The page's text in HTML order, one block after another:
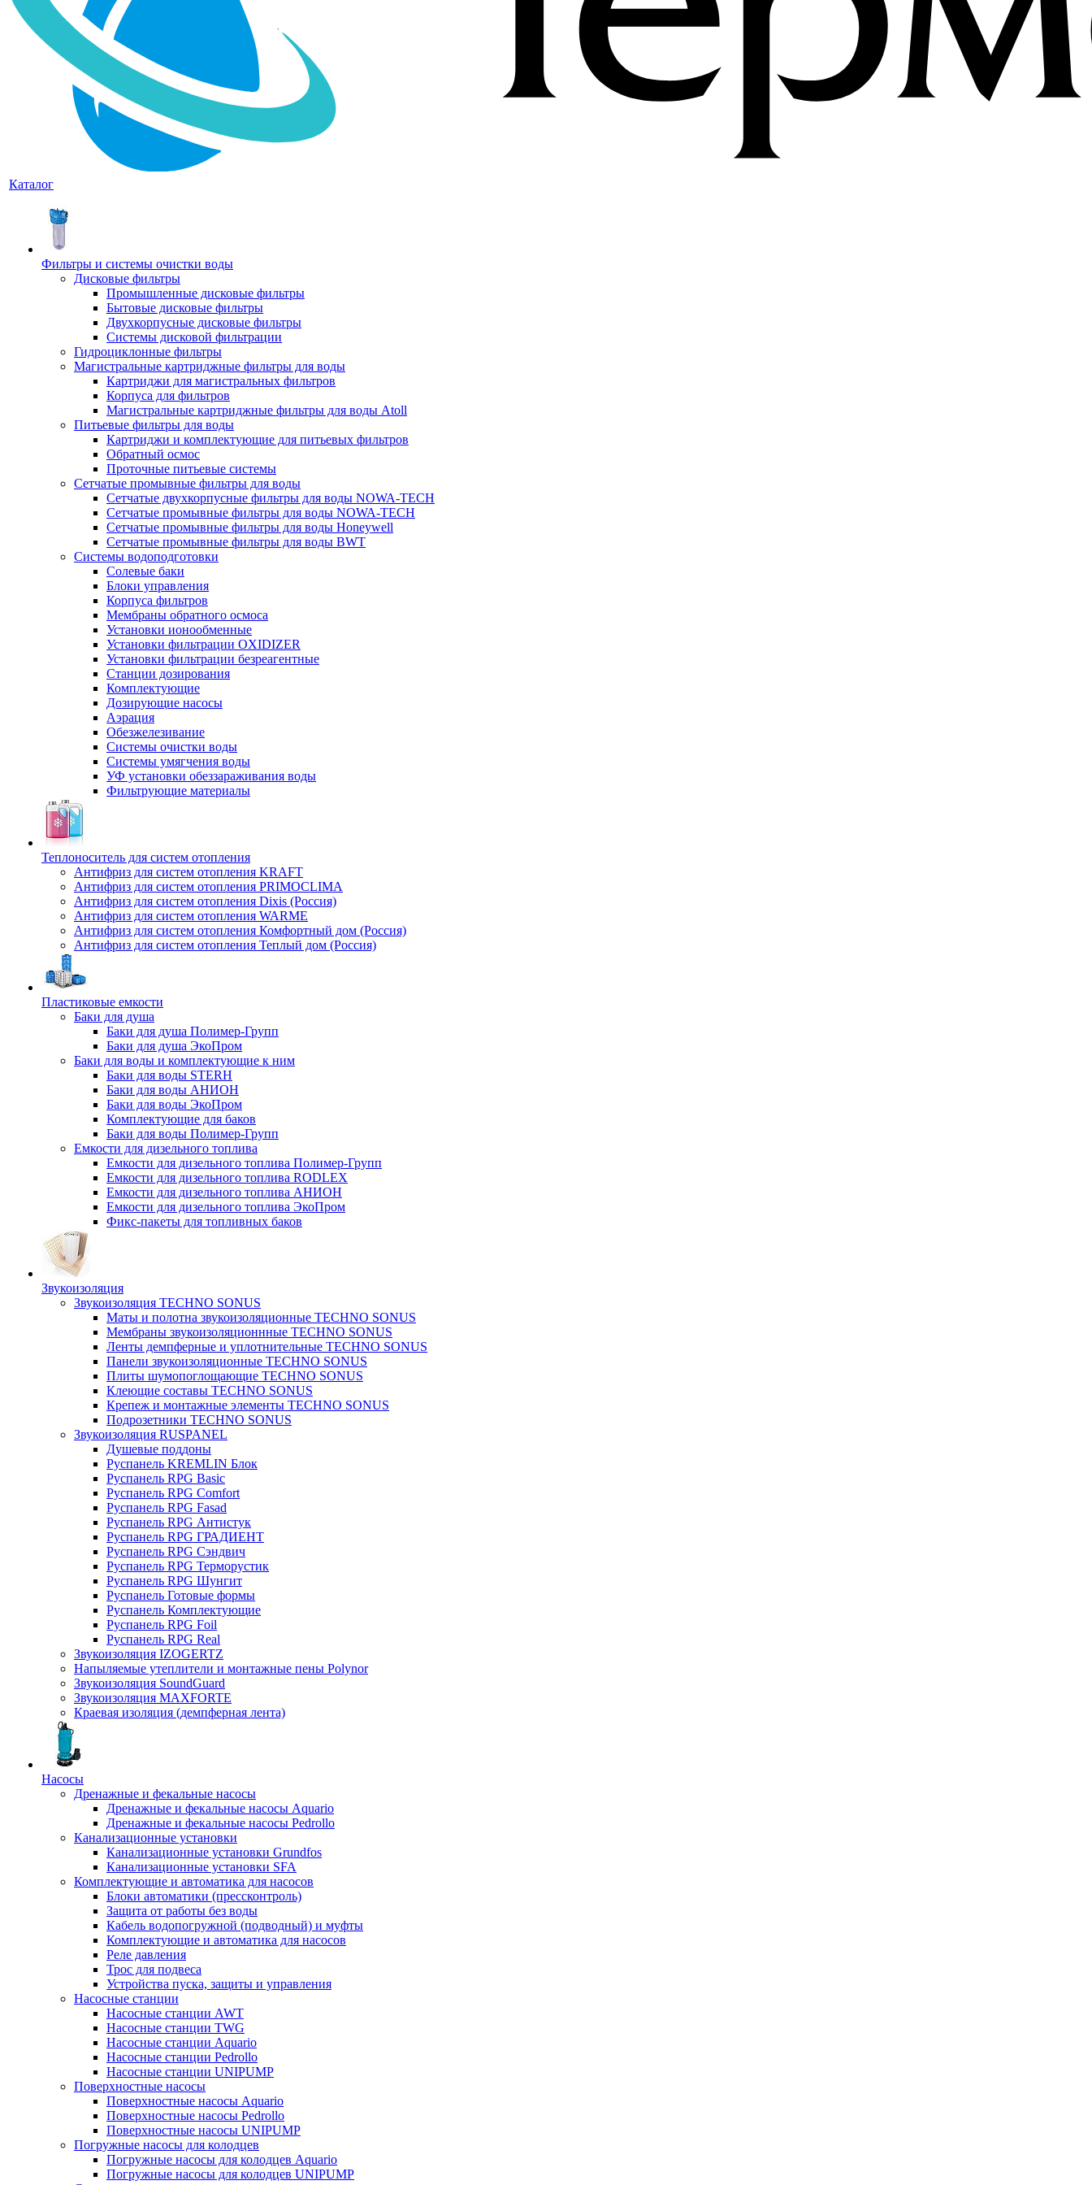
Каталог
Фильтры и системы очистки воды
Дисковые фильтры
Промышленные дисковые фильтры
Бытовые дисковые фильтры
Двухкорпусные дисковые фильтры
Системы дисковой фильтрации
Гидроциклонные фильтры
Магистральные картриджные фильтры для воды
Картриджи для магистральных фильтров
Корпуса для фильтров
Магистральные картриджные фильтры для воды Atoll
Питьевые фильтры для воды
Картриджи и комплектующие для питьевых фильтров
Обратный осмос
Проточные питьевые системы
Сетчатые промывные фильтры для воды
Сетчатые двухкорпусные фильтры для воды NOWA-TECH
Сетчатые промывные фильтры для воды NOWA-TECH
Сетчатые промывные фильтры для воды Honeywell
Сетчатые промывные фильтры для воды BWT
Системы водоподготовки
Солевые баки
Блоки управления
Корпуса фильтров
Мембраны обратного осмоса
Установки ионообменные
Установки фильтрации OXIDIZER
Установки фильтрации безреагентные
Станции дозирования
Комплектующие
Дозирующие насосы
Аэрация
Обезжелезивание
Системы очистки воды
Системы умягчения воды
УФ установки обеззараживания воды
Фильтрующие материалы
Теплоноситель для систем отопления
Антифриз для систем отопления KRAFT
Антифриз для систем отопления PRIMOCLIMA
Антифриз для систем отопления Dixis (Россия)
Антифриз для систем отопления WARME
Антифриз для систем отопления Комфортный дом (Россия)
Антифриз для систем отопления Теплый дом (Россия)
Пластиковые емкости
Баки для душа
Баки для душа Полимер-Групп
Баки для душа ЭкоПром
Баки для воды и комплектующие к ним
Баки для воды STERH
Баки для воды АНИОН
Баки для воды ЭкоПром
Комплектующие для баков
Баки для воды Полимер-Групп
Емкости для дизельного топлива
Емкости для дизельного топлива Полимер-Групп
Емкости для дизельного топлива RODLEX
Емкости для дизельного топлива АНИОН
Емкости для дизельного топлива ЭкоПром
Фикс-пакеты для топливных баков
Звукоизоляция
Звукоизоляция TECHNO SONUS
Маты и полотна звукоизоляционные TECHNO SONUS
Мембраны звукоизоляционнные TECHNO SONUS
Ленты демпферные и уплотнительные TECHNO SONUS
Панели звукоизоляционные TECHNO SONUS
Плиты шумопоглощающие TECHNO SONUS
Клеющие составы TECHNO SONUS
Крепеж и монтажные элементы TECHNO SONUS
Подрозетники TECHNO SONUS
Звукоизоляция RUSPANEL
Душевые поддоны
Руспанель KREMLIN Блок
Руспанель RPG Basic
Руспанель RPG Comfort
Руспанель RPG Fasad
Руспанель RPG Антистук
Руспанель RPG ГРАДИЕНТ
Руспанель RPG Сэндвич
Руспанель RPG Терморустик
Руспанель RPG Шунгит
Руспанель Готовые формы
Руспанель Комплектующие
Руспанель RPG Foil
Руспанель RPG Real
Звукоизоляция IZOGERTZ
Напыляемые утеплители и монтажные пены Polynor
Звукоизоляция SoundGuard
Звукоизоляция MAXFORTE
Краевая изоляция (демпферная лента)
Насосы
Дренажные и фекальные насосы
Дренажные и фекальные насосы Aquario
Дренажные и фекальные насосы Pedrollo
Канализационные установки
Канализационные установки Grundfos
Канализационные установки SFA
Комплектующие и автоматика для насосов
Блоки автоматики (прессконтроль)
Защита от работы без воды
Кабель водопогружной (подводный) и муфты
Комплектующие и автоматика для насосов
Реле давления
Трос для подвеса
Устройства пуска, защиты и управления
Насосные станции
Насосные станции AWT
Насосные станции TWG
Насосные станции Aquario
Насосные станции Pedrollo
Насосные станции UNIPUMP
Поверхностные насосы
Поверхностные насосы Aquario
Поверхностные насосы Pedrollo
Поверхностные насосы UNIPUMP
Погружные насосы для колодцев
Погружные насосы для колодцев Aquario
Погружные насосы для колодцев UNIPUMP